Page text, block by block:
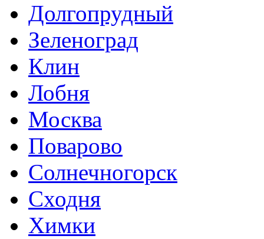
Долгопрудный
Зеленоград
Клин
Лобня
Москва
Поварово
Солнечногорск
Сходня
Химки